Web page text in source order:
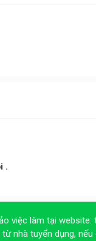
.
việc làm tại website:
nhà tuyển dụng,